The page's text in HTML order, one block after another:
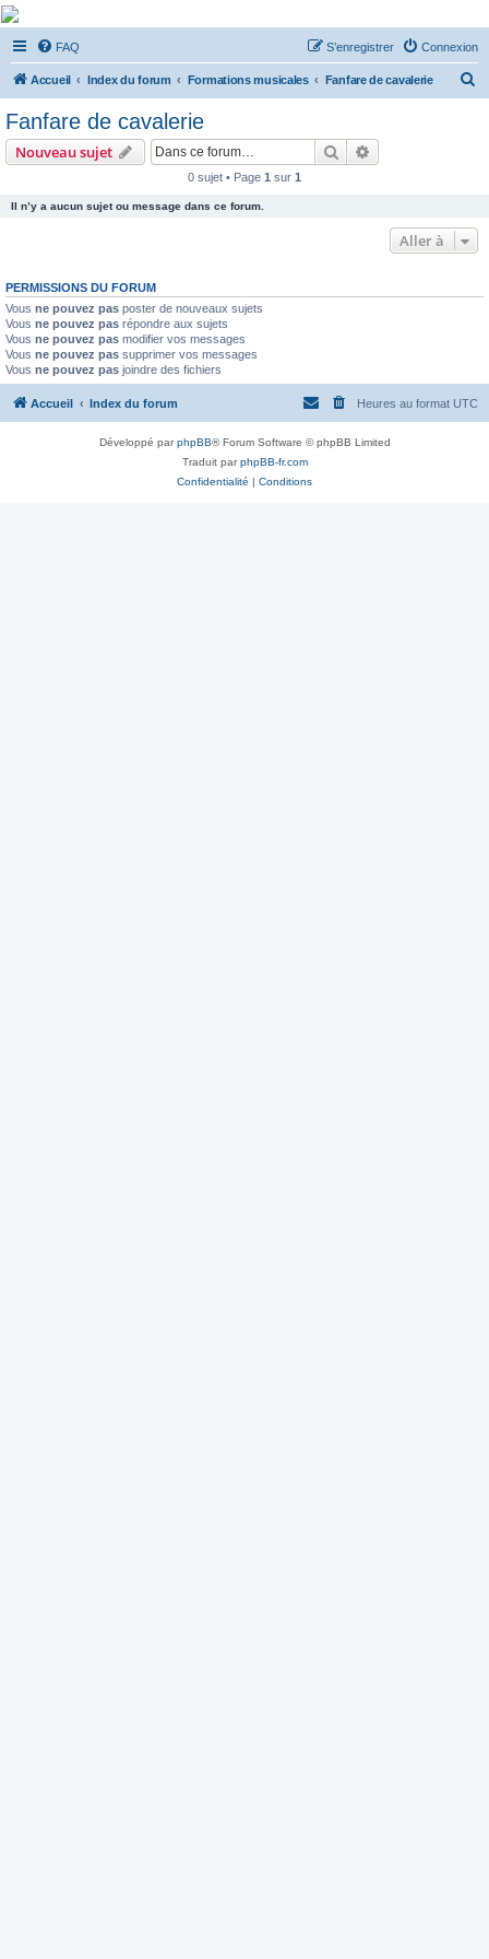
De Musicae Militari -
Forums
Forums de discussions
FAQ Connexion
S’enregistrer
Accueil Index du forum Formations musicales Fanfare de cavalerie
Fanfare de cavalerie
Nouveau sujet Rechercher
0 sujet • Page 1 sur 1
Il n’y a aucun sujet ou message dans ce forum.
Aller à
PERMISSIONS DU FORUM
Vous ne pouvez pas poster de nouveaux sujets
Vous ne pouvez pas répondre aux sujets
Vous ne pouvez pas modifier vos messages
Vous ne pouvez pas supprimer vos messages
Vous ne pouvez pas joindre des fichiers
Accueil Index du forum Heures au format UTC
Développé parphpBB® Forum Software © phpBB Limited
Traduit parphpBB-fr.com
Confidentialité | Conditions